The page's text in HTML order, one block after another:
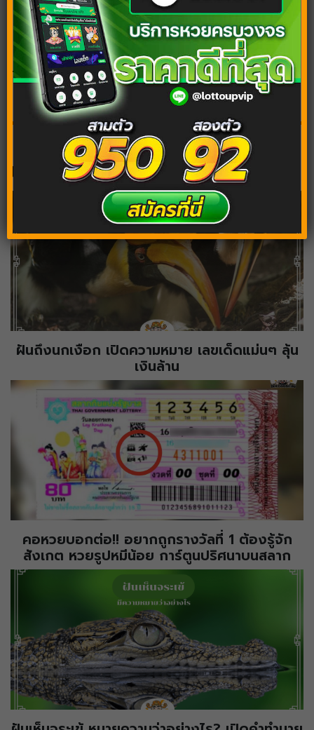
Tags: ฝันถึงเขื่อน ฝันเห็นเขื่อน
บทความต้องอ่านต่อ
ฝันถึงนกเงือก เปิดความหมาย เลขเด็ดแม่นๆ ลุ้น
เงินล้าน
คอหวยบอกต่อ!! อยากถูกรางวัลที่ 1 ต้องรู้จัก
สังเกต หวยรูปหมีน้อย การ์ตูนปริศนาบนสลาก